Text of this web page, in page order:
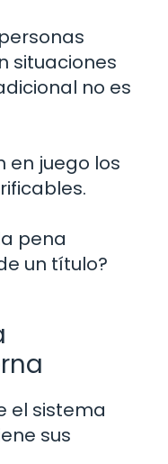
situaciones
no es
en juego los
pena
un título?
el sistema
sus